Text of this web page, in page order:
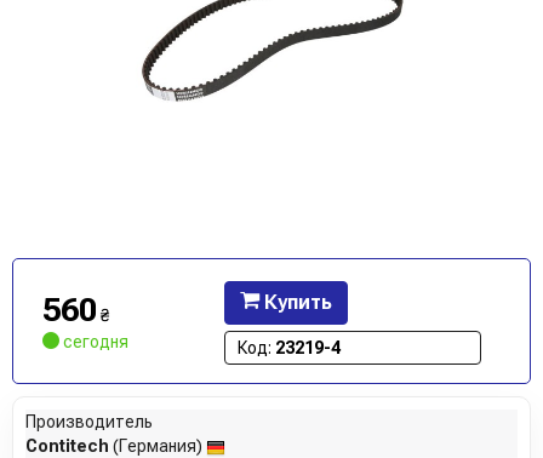
560 ₴
сегодня
Купить
Код: 23219-4
Производитель
Contitech (Германия)